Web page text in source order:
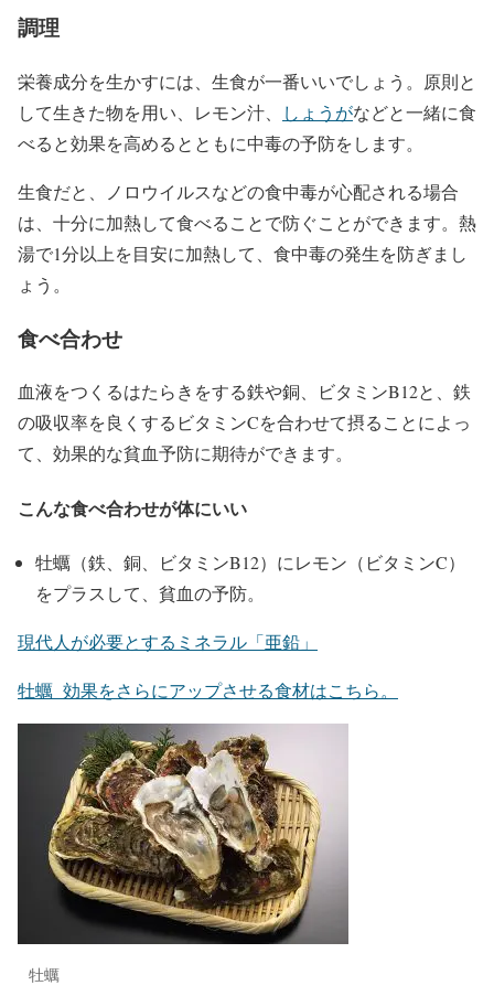
調理
栄養成分を生かすには、生食が一番いいでしょう。原則と
して生きた物を用い、レモン汁、
しょうがなどと一緒に食
べると効果を高めるとともに中毒の予防をします。
生食だと、ノロウイルスなどの食中毒が心配される場合
は、十分に加熱して食べることで防ぐことができます。熱
湯で1分以上を目安に加熱して、食中毒の発生を防ぎまし
ょう。
食べ合わせ
血液をつくるはたらきをする鉄や銅、ビタミンB12と、鉄
の吸収率を良くするビタミンCを合わせて摂ることによっ
て、効果的な貧血予防に期待ができます。
こんな食べ合わせが体にいい
牡蠣（鉄、銅、ビタミンB12）にレモン（ビタミンC）
をプラスして、貧血の予防。
現代人が必要とするミネラル「亜鉛」
牡蠣 効果をさらにアップさせる食材はこちら。
牡蠣